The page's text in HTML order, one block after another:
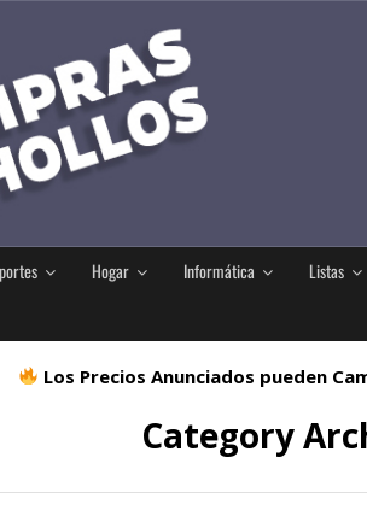
Hogar Informática Listas
Los Precios Anunciados pueden
Category